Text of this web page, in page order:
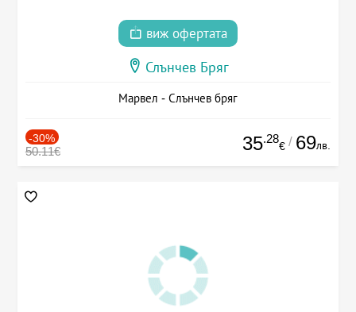
виж офертата
Слънчев Бряг
Марвел - Слънчев бряг
-30%
50.11€ 35.28
€ / 69лв.